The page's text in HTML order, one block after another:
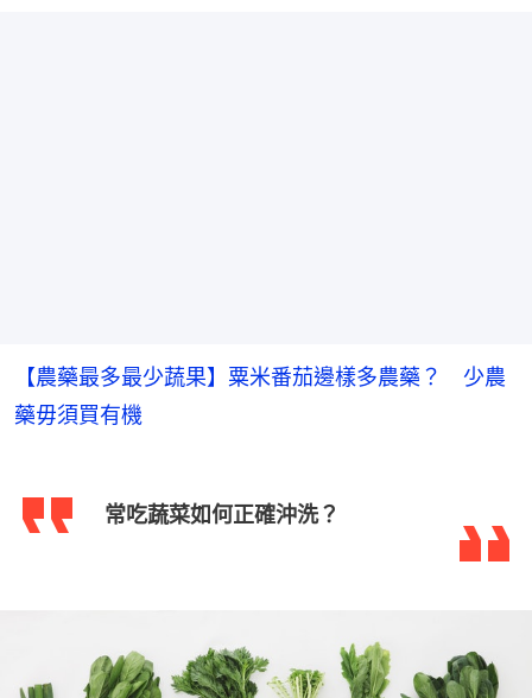
【農藥最多最少蔬果】粟米番茄邊樣多農藥？ 少農
藥毋須買有機
常吃蔬菜如何正確沖洗？